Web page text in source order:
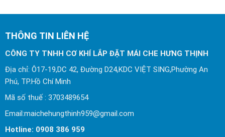
THÔNG TIN LIÊN HỆ
CÔNG TY TNHH CƠ KHÍ LẮP ĐẶT MÁI CHE HƯNG THỊNH
Địa chỉ: Ô17-19,DC 42, Đường D24,KDC VIỆT SING,Phường An
Phú, TP.Hồ Chí Minh
Mã số thuế : 3703489654
Email:maichehungthinh959@gmail.com
Hotline: 0908 386 959